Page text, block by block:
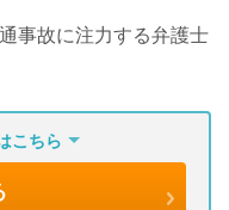
事故に注力する弁護士
こちら